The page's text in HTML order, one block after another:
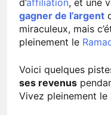
gagner de l’argent
miraculeux, mais
pleinement le
Voici quelques
ses revenus
Vivez pleinement le